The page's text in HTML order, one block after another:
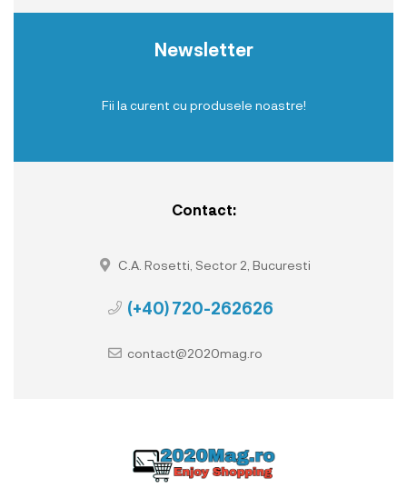
Newsletter
Fii la curent cu produsele noastre!
Contact:
C.A. Rosetti, Sector 2, Bucuresti
(+40) 720-262626
contact@2020mag.ro